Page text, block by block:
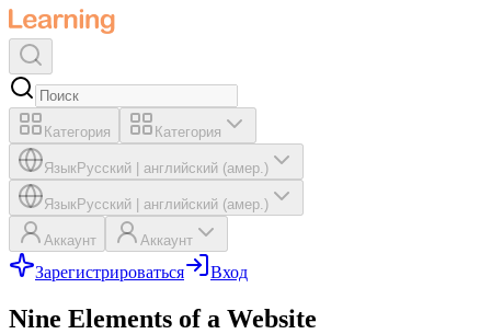
Категория Категория
ЯзыкРусский английский (амер.)
ЯзыкРусский английский (амер.)
Аккаунт Аккаунт
Зарегистрироваться Вход
Nine Elements of a Website